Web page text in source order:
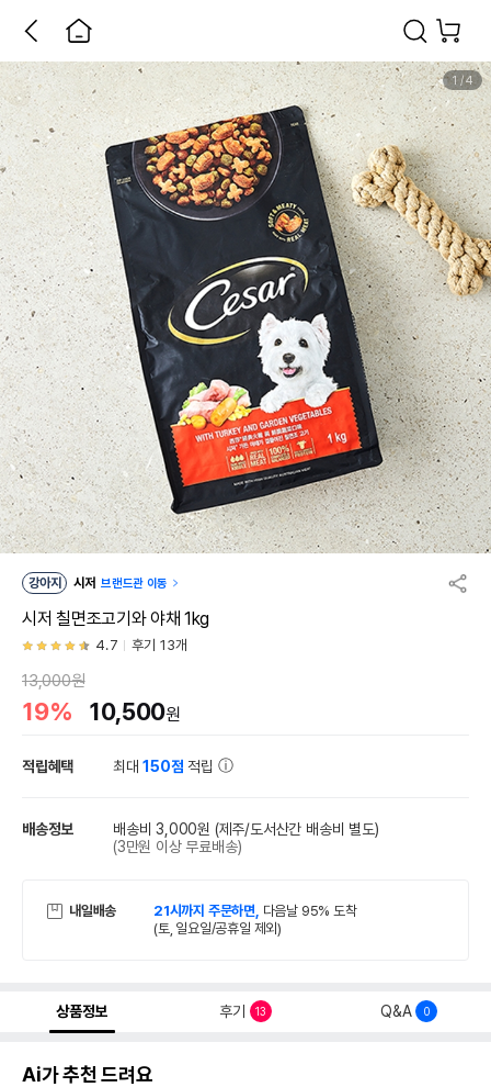
1/4
강아지 시저 브랜드관 이동
시저 칠면조고기와 야채 1kg
4.7 후기 13개
13,000원
19% 10,500원
적립혜택 최대150점 적립
배송정보 배송비 3,000원 (제주/도서산간 배송비 별도)
(3만원 이상 무료배송)
내일배송 21시까지 주문하면, 다음날 95% 도착
(토, 일요일/공휴일 제외)
상품정보 후기 13 Q&A 0
Ai가 추천 드려요